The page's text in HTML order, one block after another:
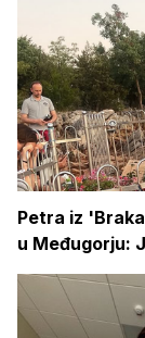
Petra iz
u Međugorju: